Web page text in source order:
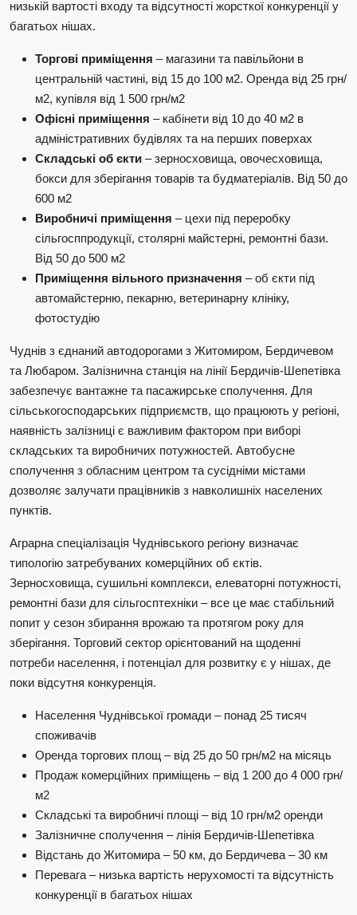
низькій вартості входу та відсутності жорсткої конкуренції у
багатьох нішах.
Торгові приміщення – магазини та павільйони в
центральній частині, від 15 до 100 м2. Оренда від 25 грн/
м2, купівля від 1 500 грн/м2
Офісні приміщення – кабінети від 10 до 40 м2 в
адміністративних будівлях та на перших поверхах
Складські об єкти – зерносховища, овочесховища,
бокси для зберігання товарів та будматеріалів. Від 50 до
600 м2
Виробничі приміщення – цехи під переробку
сільгосппродукції, столярні майстерні, ремонтні бази.
Від 50 до 500 м2
Приміщення вільного призначення – об єкти під
автомайстерню, пекарню, ветеринарну клініку,
фотостудію
Чуднів з єднаний автодорогами з Житомиром, Бердичевом
та Любаром. Залізнична станція на лінії Бердичів-Шепетівка
забезпечує вантажне та пасажирське сполучення. Для
сільськогосподарських підприємств, що працюють у регіоні,
наявність залізниці є важливим фактором при виборі
складських та виробничих потужностей. Автобусне
сполучення з обласним центром та сусідніми містами
дозволяє залучати працівників з навколишніх населених
пунктів.
Аграрна спеціалізація Чуднівського регіону визначає
типологію затребуваних комерційних об єктів.
Зерносховища, сушильні комплекси, елеваторні потужності,
ремонтні бази для сільгосптехніки – все це має стабільний
попит у сезон збирання врожаю та протягом року для
зберігання. Торговий сектор орієнтований на щоденні
потреби населення, і потенціал для розвитку є у нішах, де
поки відсутня конкуренція.
Населення Чуднівської громади – понад 25 тисяч
споживачів
Оренда торгових площ – від 25 до 50 грн/м2 на місяць
Продаж комерційних приміщень – від 1 200 до 4 000 грн/
м2
Складські та виробничі площі – від 10 грн/м2 оренди
Залізничне сполучення – лінія Бердичів-Шепетівка
Відстань до Житомира – 50 км, до Бердичева – 30 км
Перевага – низька вартість нерухомості та відсутність
конкуренції в багатьох нішах